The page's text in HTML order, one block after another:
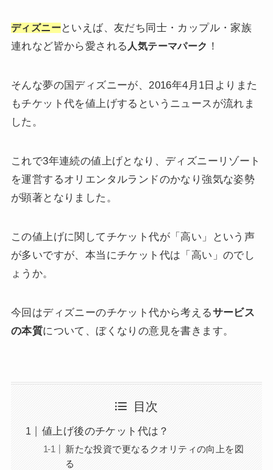
ディズニーといえば、友だち同士・カップル・家族
連れなど皆から愛される 人気テーマパーク ！
そんな夢の国ディズニーが、2016年4月1日よりまた
もチケット代を値上げするというニュースが流れま
した。
これで3年連続の値上げとなり、ディズニーリゾート
を運営するオリエンタルランドのかなり強気な姿勢
が顕著となりました。
この値上げに関してチケット代が「高い」という声
が多いですが、本当にチケット代は「高い」のでし
ょうか。
今回はディズニーのチケット代から考えるサービス
の本質について、ぼくなりの意見を書きます。
目次
値上げ後のチケット代は？
新たな投資で更なるクオリティの向上を図
る